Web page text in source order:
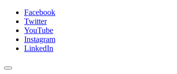
Facebook
Twitter
YouTube
Instagram
LinkedIn